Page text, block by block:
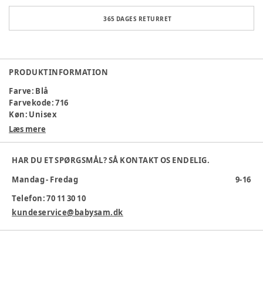
365 DAGES RETURRET
PRODUKTINFORMATION
Farve: Blå
Farvekode:716
Køn: Unisex
Materialesammensætning
Produktionsland:Kina
cm / 24 mdr., 74 cm / 9 mdr., 80 cm / 12 mdr.
Varenummer:345181
Læs mere
HAR DU ET SPØRGSMÅL? SÅ KONTAKT OS ENDELIG.
Mandag - Fredag
9-16
Telefon: 70 11 30 10
kundeservice@babysam.dk